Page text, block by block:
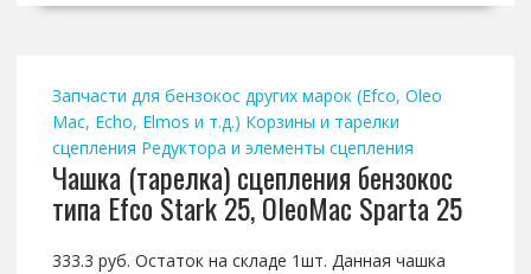
Запчасти для бензокос других марок (Efco, Oleo
Mac, Echo, Elmos и т.д.) Корзины и тарелки
сцепления Редуктора и элементы сцепления
Чашка (тарелка) сцепления бензокос
типа Efco Stark 25, OleoMac Sparta 25
333.3 руб. Остаток на складе 1шт. Данная чашка